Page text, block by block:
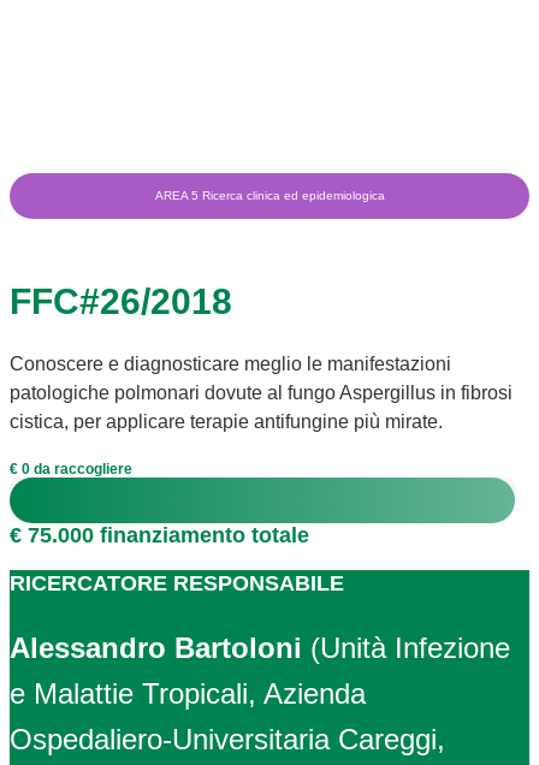
AREA 5 Ricerca clinica ed epidemiologica
FFC#26/2018
Conoscere e diagnosticare meglio le manifestazioni
patologiche polmonari dovute al fungo Aspergillus in fibrosi
cistica, per applicare terapie antifungine più mirate.
€ 0 da raccogliere
€ 75.000 finanziamento totale
RICERCATORE RESPONSABILE
Alessandro Bartoloni (Unità Infezione
e Malattie Tropicali, Azienda
Ospedaliero-Universitaria Careggi,